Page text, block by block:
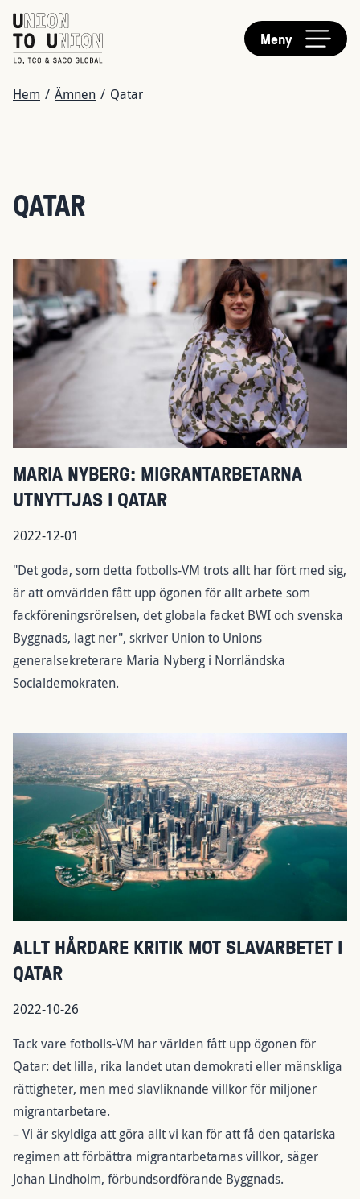
Hoppa
till
huvudinnehåll
Meny
LÄNKSTIG
Hem / Ämnen / Qatar
QATAR
MARIA NYBERG: MIGRANTARBETARNA
UTNYTTJAS I QATAR
2022-12-01
"Det goda, som detta fotbolls-VM trots allt har fört med sig,
är att omvärlden fått upp ögonen för allt arbete som
fackföreningsrörelsen, det globala facket BWI och svenska
Byggnads, lagt ner", skriver Union to Unions
generalsekreterare Maria Nyberg i Norrländska
Socialdemokraten.
ALLT HÅRDARE KRITIK MOT SLAVARBETET I
QATAR
2022-10-26
Tack vare fotbolls-VM har världen fått upp ögonen för
Qatar: det lilla, rika landet utan demokrati eller mänskliga
rättigheter, men med slavliknande villkor för miljoner
migrantarbetare.
– Vi är skyldiga att göra allt vi kan för att få den qatariska
regimen att förbättra migrantarbetarnas villkor, säger
Johan Lindholm, förbundsordförande Byggnads.